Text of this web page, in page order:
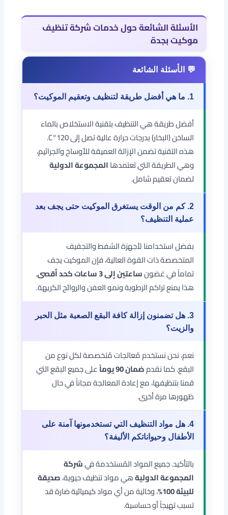
الأسئلة الشائعة حول خدماتشركة تنظيف
موكيت بجدة
1. ما هي أفضل طريقة لتنظيف وتعقيم الموكيت؟
أفضل طريقة هي التنظيف بتقنية الاستخلاص بالماء
الساخن (البخار) بدرجات حرارة عالية تصل إلى 120°C.
هذه التقنية تضمن الإزالة العميقة للأوساخ والجراثيم،
وهي الطريقة التي تعتمدهاالمجموعة الدولية
لضمان تعقيم شامل.
2. كم من الوقت يستغرق الموكيت حتى يجف بعد
عملية التنظيف؟
بفضل استخدامنا لأجهزة الشفط والتجفيف
المتخصصة ذات القوة العالية، فإن الموكيت يجف
تماماً في غضونساعتين إلى 3 ساعات كحد أقصى
.
هذا يمنع تراكم الرطوبة ونمو العفن والروائح الكريهة.
3. هل تضمنون إزالة كافة البقع الصعبة مثل الحبر
والزيت؟
نعم، نحن نستخدم مُعالجات مُتخصصة لكل نوع من
البقع. كما نقدمضمان 90 يوماً
على جميع البقع التي
قمنا بتنظيفها، مع إعادة المعالجة مجاناً في حال
ظهورها مرة أخرى.
4. هل مواد التنظيف التي تستخدمونها آمنة على
الأطفال وحيواناتكم الأليفة؟
بالتأكيد. جميع المواد المُستخدمة فيشركة
المجموعة الدوليةهي مواد تنظيف حيوية،صديقة
للبيئة 100%
، وخالية من أي مواد كيميائية ضارة قد
تسبب تهيجاً أو حساسية.